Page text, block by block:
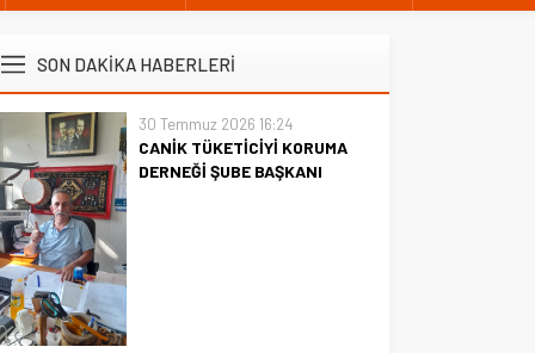
DOLAR
47,5939
EURO
54,9646
SON DAKİKA HABERLERİ
30 Temmuz 2026 16:24
CANİK TÜKETİCİYİ KORUMA
DERNEĞİ ŞUBE BAŞKANI